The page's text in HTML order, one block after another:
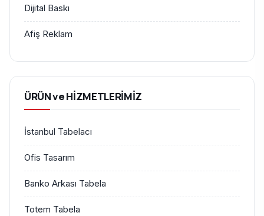
Dijital Baskı
Afiş Reklam
ÜRÜN ve HİZMETLERİMİZ
İstanbul Tabelacı
Ofis Tasarım
Banko Arkası Tabela
Totem Tabela